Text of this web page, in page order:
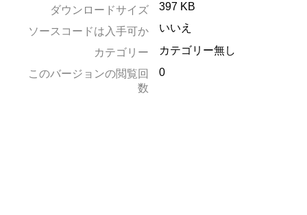
ダウンロードサイズ 397 KB
ソースコードは入手可か いいえ
カテゴリー
カテゴリー無し
このバージョンの閲覧回
数
0